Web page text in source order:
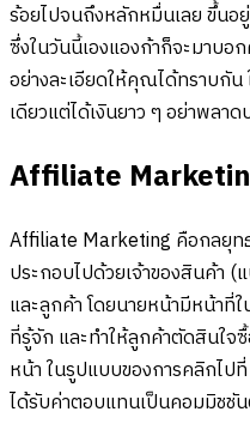
ร้อยไปจนถึงหลักหมื่นเลย ขึ้นอ
ซึ่งในวันนี้เองแองก้าก็จะมาบ
อย่างละเอียดให้คุณได้ทราบกัน
เดียวแต่ได้เงินยาว ๆ อย่าพลา
Affiliate
Affiliate Marketing คือกลยุท
ประกอบไปด้วยเจ้าของสินค้า
และลูกค้า โดยนายหน้ามีหน้าที่
ที่รู้จัก และทำให้ลูกค้าตัดสินใจ
หน้า ในรูปแบบของการคลิกไ
ได้รับค่าตอบแทนเป็นคอมมิชชั